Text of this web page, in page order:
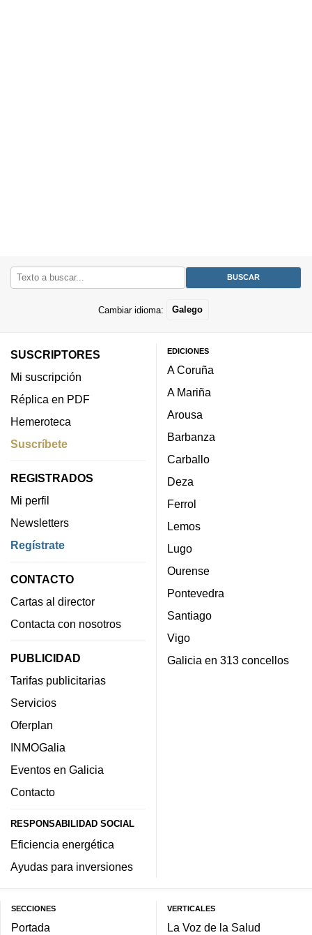
Cambiar idioma: Galego
SUSCRIPTORES
Mi suscripción
Réplica en PDF
Hemeroteca
Suscríbete
REGISTRADOS
Mi perfil
Newsletters
Regístrate
CONTACTO
Cartas al director
Contacta con nosotros
PUBLICIDAD
Tarifas publicitarias
Servicios
Oferplan
INMOGalia
Eventos en Galicia
Contacto
RESPONSABILIDAD SOCIAL
Eficiencia energética
Ayudas para inversiones
EDICIONES
A Coruña
A Mariña
Arousa
Barbanza
Carballo
Deza
Ferrol
Lemos
Lugo
Ourense
Pontevedra
Santiago
Vigo
Galicia en 313 concellos
SECCIONES
Portada
VERTICALES
La Voz de la Salud